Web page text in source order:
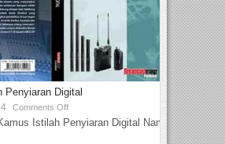
Penyiaran Digital
Comments Off
Istilah Penyiaran Digital Nama